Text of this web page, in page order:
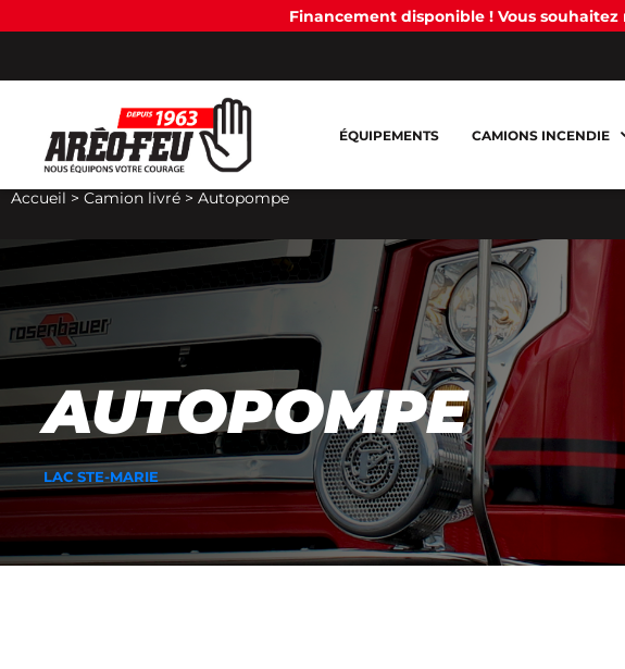
Financement disponible ! Vous
ÉQUIPEMENTS CAMIONS INCENDIE
Accueil > Camion livré > Autopompe
AUTOPOMPE
LAC STE-MARIE